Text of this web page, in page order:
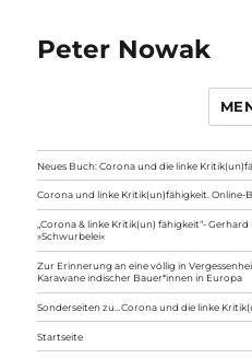
Peter Nowak
Neues Buch: Corona und die linke
Corona und linke Kritik(un)fähigkeit. Online-
„Corona & linke Kritik(un) fähigkeit“-
»Schwurbelei«
Zur Erinnerung an eine völlig in
Karawane indischer Bauer*innen in Europa
Sonderseiten zu…Corona und die linke
Startseite